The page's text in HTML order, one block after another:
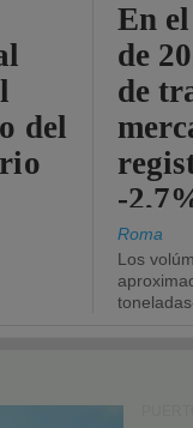
del
En
de
de
-
Roma
Los